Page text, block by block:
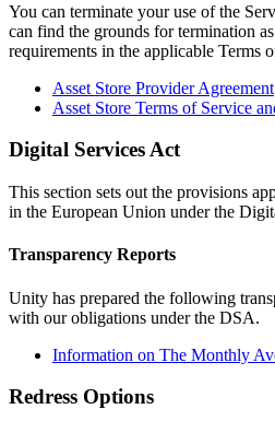
You can terminate your use of the
can find the grounds for termination
requirements in the applicable Terms
Asset Store Provider Agreement
Asset Store Terms of Service
Digital Services Act
This section sets out the provisions
in the European Union under the
Transparency Reports
Unity has prepared the following
with our obligations under the DSA.
Information on The Monthly
Redress Options